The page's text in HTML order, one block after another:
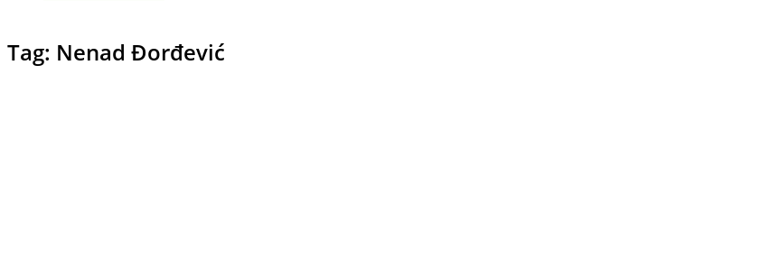
Tag: Nenad Đorđević